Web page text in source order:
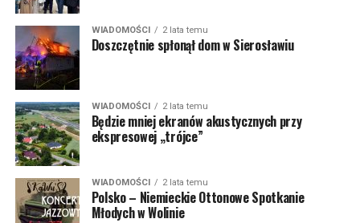
WIADOMOŚCI 2 lata temu
Doszczętnie spłonął dom w Sierosławiu
WIADOMOŚCI 2 lata temu
Będzie mniej ekranów akustycznych przy
ekspresowej „trójce”
WIADOMOŚCI 2 lata temu
Polsko – Niemieckie Ottonowe Spotkanie
Młodych w Wolinie